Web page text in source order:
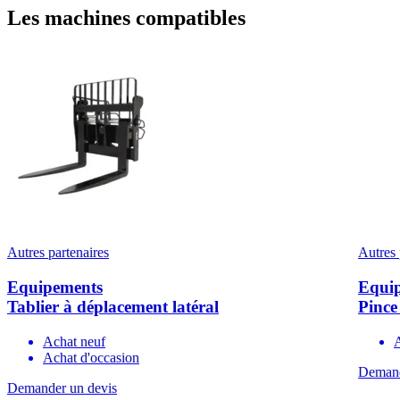
Les machines compatibles
Autres partenaires
Equipements
Tablier à déplacement latéral
Achat neuf
Achat d'occasion
Demander un devis
Autres